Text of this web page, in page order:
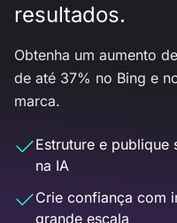
resultados.
Obtenha um aumento
de até 37% no Bing e
marca.
Estruture e publique
na IA
Crie confiança com
grande escala